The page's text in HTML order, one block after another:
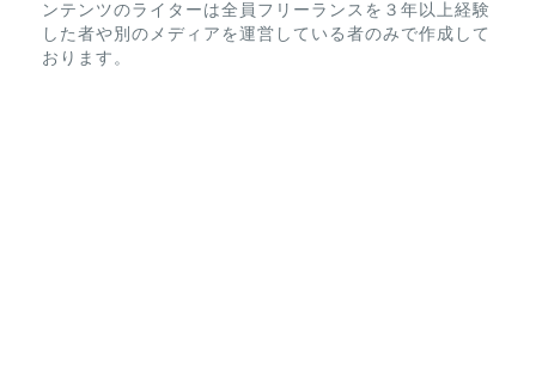
ンテンツのライターは全員フリーランスを３年以上経験
した者や別のメディアを運営している者のみで作成して
おります。